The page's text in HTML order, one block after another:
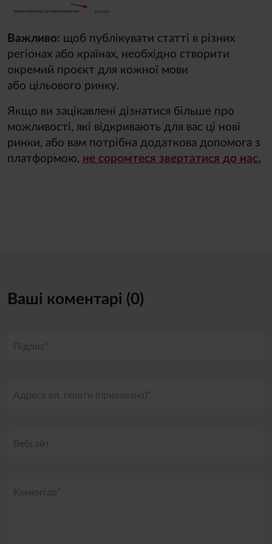
Важливо: щоб публікувати статті в різних
регіонах або країнах, необхідно створити
окремий проєкт для кожної мови
або цільового ринку.
Якщо ви зацікавлені дізнатися більше про
можливості, які відкривають для вас ці нові
ринки, або вам потрібна додаткова допомога з
платформою, не соромтеся звертатися до нас.
Ваші коментарі (0)
Підпис*
Адреса ел. пошти (прихована)*
Вебсайт
Коментар*